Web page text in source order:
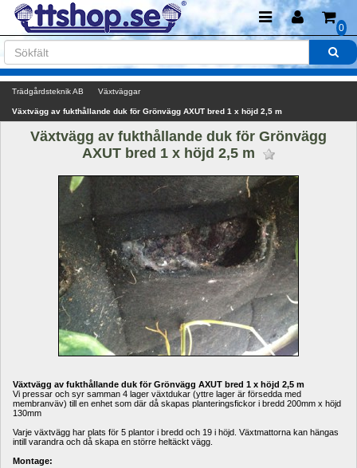
0
Trädgårdsteknik AB Växtväggar
Växtvägg av fukthållande duk för Grönvägg AXUT bred 1 x höjd 2,5 m
Växtvägg av fukthållande duk för Grönvägg
AXUT bred 1 x höjd 2,5 m
Växtvägg av fukthållande duk för Grönvägg AXUT bred 1 x höjd 2,5 m
Vi pressar och syr samman 4 lager växtdukar (yttre lager är försedda med
membranväv) till en enhet som där då skapas planteringsfickor i bredd 200mm x höjd
130mm
Varje växtvägg har plats för 5 plantor i bredd och 19 i höjd. Växtmattorna kan hängas
intill varandra och då skapa en större heltäckt vägg.
Montage: